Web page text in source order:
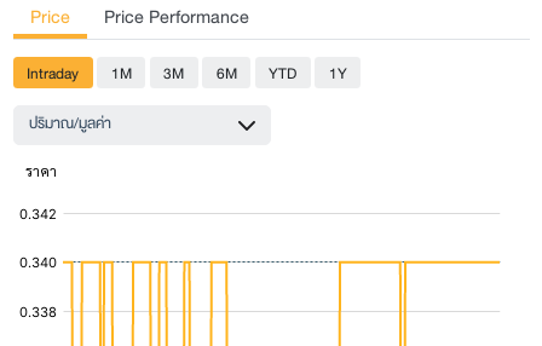
Price Price Performance
Intraday 1M 3M 6M YTD
1Y
ปริมาณ/มูลค่า